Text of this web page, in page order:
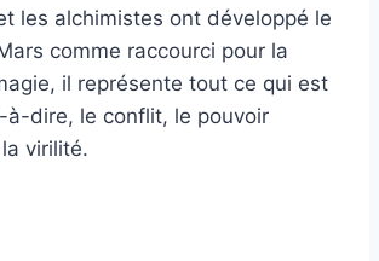
les alchimistes ont développé le
comme raccourci pour la
il représente tout ce qui est
à-dire, le conflit, le pouvoir
virilité.